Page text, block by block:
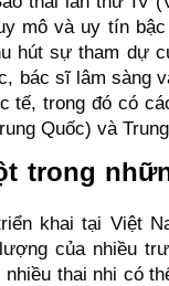
mô và uy tín
hút sự tham dự
bác sĩ lâm sàng
tế, trong đó có
Quốc) và
trong
khai tại Việt
của nhiều
thai nhi có